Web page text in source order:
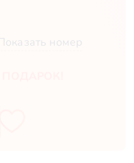
Показать номер